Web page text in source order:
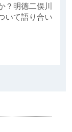
？明徳二俣川
いて語り合い